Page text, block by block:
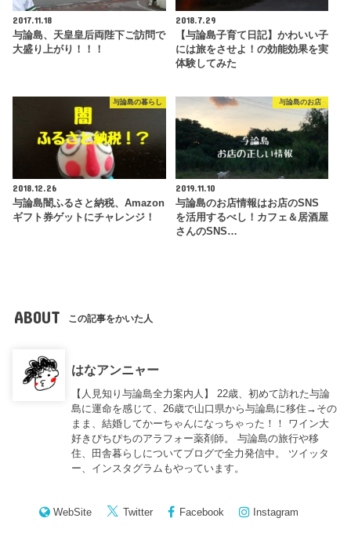
2017.11.18
与論島、天皇皇后両陛下ご訪問で
大盛り上がり！！！
2018.7.29
【与論島子育て日記】かわいい子
には旅をさせよ！の効能効果を実
体験してみた
与論島の暮らし
2018.12.26
与論島闇ふるさと納税、Amazon
ギフト券ゲットにチャレンジ！
与論島のお店
2019.11.10
与論島のお店情報はお店のSNS
を活用するべし！カフェ＆居酒屋
さんのSNS…
ABOUT この記事をかいた人
はなアンニャー
【人見知り与論島全力案内人】 22歳、初めて訪れた与論
島に運命を感じて、26歳で山口県から与論島に移住→その
まま、結婚してかーちゃんになっちゃった！！ ワイン大
好きぴちぴちのアラフォー薬剤師。 与論島の旅行や移
住、田舎暮らしについてブログで全力発信中。 ツイッタ
ー、インスタグラムもやっています。
WebSite Twitter Facebook Instagram